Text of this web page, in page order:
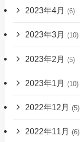
2023年4月 (6)
2023年3月 (10)
2023年2月 (5)
2023年1月 (10)
2022年12月 (5)
2022年11月 (6)